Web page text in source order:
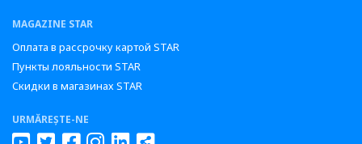
MAGAZINE STAR
Оплата в рассрочку картой STAR
Пункты лояльности STAR
Скидки в магазинах STAR
URMĂREȘTE-NE